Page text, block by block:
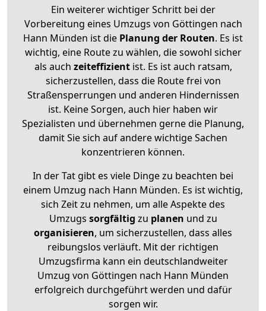
Ein weiterer wichtiger Schritt bei der
Vorbereitung eines Umzugs von Göttingen nach
Hann Münden ist die Planung der Routen. Es ist
wichtig, eine Route zu wählen, die sowohl sicher
als auch zeiteffizientist. Es ist auch ratsam,
sicherzustellen, dass die Route frei von
Straßensperrungen und anderen Hindernissen
ist. Keine Sorgen, auch hier haben wir
Spezialisten und übernehmen gerne die Planung,
damit Sie sich auf andere wichtige Sachen
konzentrieren können.
In der Tat gibt es viele Dinge zu beachten bei
einem Umzug nach Hann Münden. Es ist wichtig,
sich Zeit zu nehmen, um alle Aspekte des
Umzugs sorgfältig zu planen und zu
organisieren, um sicherzustellen, dass alles
reibungslos verläuft. Mit der richtigen
Umzugsfirma kann ein deutschlandweiter
Umzug von Göttingen nach Hann Münden
erfolgreich durchgeführt werden und dafür
sorgen wir.